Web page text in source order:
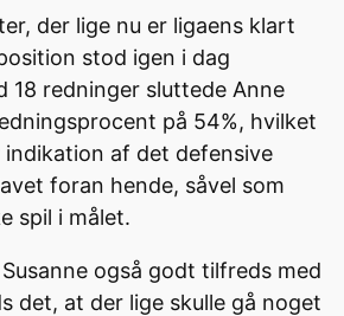
der lige nu er ligaens klart
stod igen i dag
18 redninger sluttede Anne
på 54%, hvilket
indikation af det defensive
foran hende, såvel som
spil i målet.
også godt tilfreds med
det, at der lige skulle gå noget